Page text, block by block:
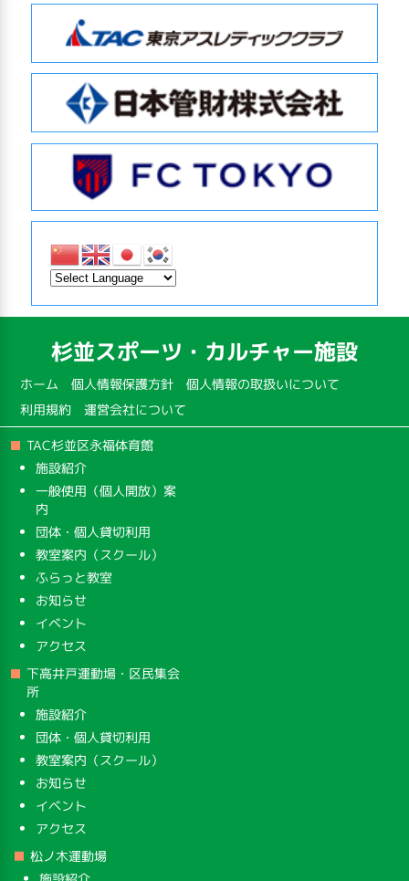
杉並スポーツ・カルチャー施設
ホーム 個人情報保護方針 個人情報の取扱いについて
利用規約 運営会社について
TAC杉並区永福体育館
施設紹介
一般使用（個人開放）案
内
団体・個人貸切利用
教室案内（スクール）
ふらっと教室
お知らせ
イベント
アクセス
下高井戸運動場・区民集会
所
施設紹介
団体・個人貸切利用
教室案内（スクール）
お知らせ
イベント
アクセス
松ノ木運動場